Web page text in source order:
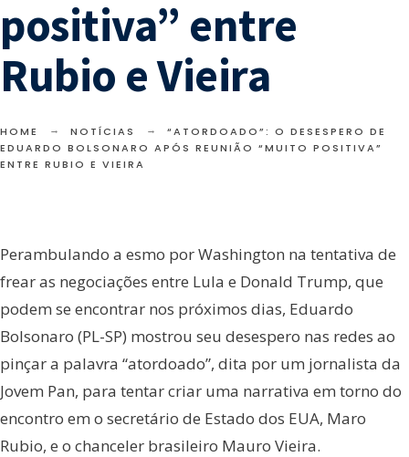
positiva” entre
Rubio e Vieira
HOME NOTÍCIAS
“ATORDOADO”: O DESESPERO DE
EDUARDO BOLSONARO APÓS REUNIÃO “MUITO POSITIVA”
ENTRE RUBIO E VIEIRA
Perambulando a esmo por Washington na tentativa de
frear as negociações entre Lula e Donald Trump, que
podem se encontrar nos próximos dias, Eduardo
Bolsonaro (PL-SP) mostrou seu desespero nas redes ao
pinçar a palavra “atordoado”, dita por um jornalista da
Jovem Pan, para tentar criar uma narrativa em torno do
encontro em o secretário de Estado dos EUA, Maro
Rubio, e o chanceler brasileiro Mauro Vieira.